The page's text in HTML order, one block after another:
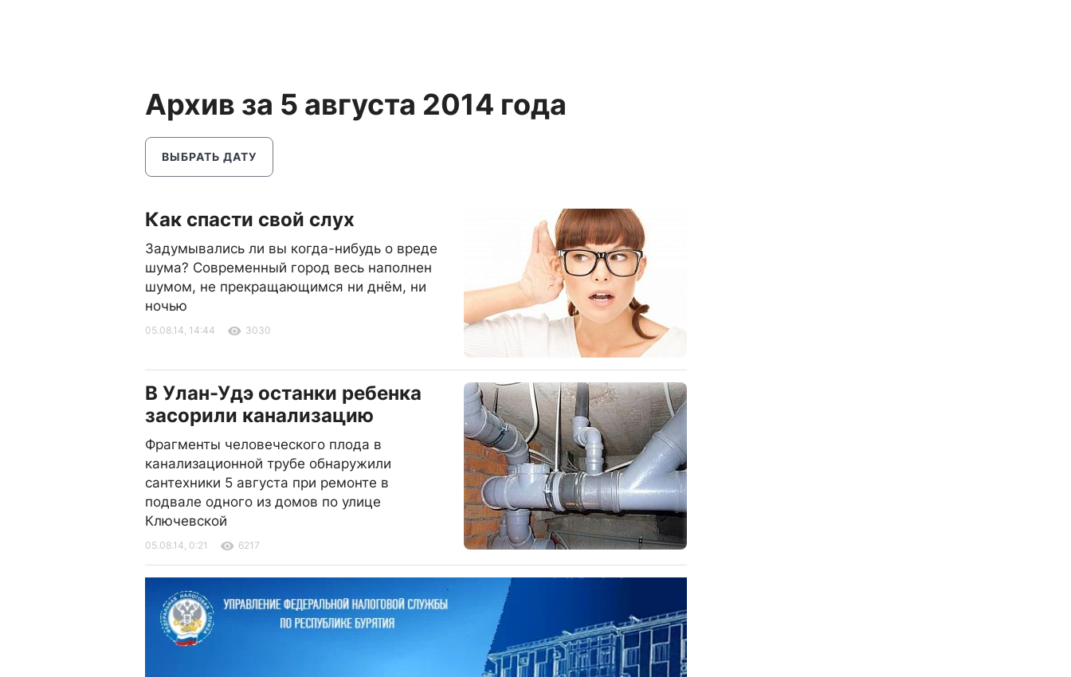
Архив за 5 августа 2014 года
ВЫБРАТЬ ДАТУ
Как спасти свой слух
Задумывались ли вы когда-нибудь о вреде
шума? Современный город весь наполнен
шумом, не прекращающимся ни днём, ни
ночью
05.08.14, 14:44 3030
В Улан-Удэ останки ребенка
засорили канализацию
Фрагменты человеческого плода в
канализационной трубе обнаружили
сантехники 5 августа при ремонте в
подвале одного из домов по улице
Ключевской
05.08.14, 0:21 6217